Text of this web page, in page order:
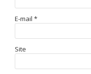
E-mail *
Site